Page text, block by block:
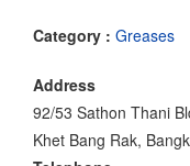
Category : Greases
Address
92/53 Sathon Thani
Khet Bang Rak,